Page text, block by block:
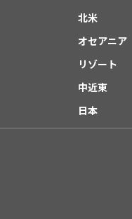
北米
オセアニア
リゾート
中近東
日本